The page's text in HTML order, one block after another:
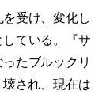
受け、変化し
ている。『サ
たブルックリ
壊され、現在は